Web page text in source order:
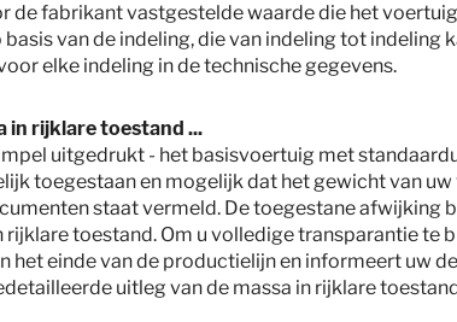
de fabrikant vastgestelde waarde die het
van de indeling, die van indeling tot
elke indeling in de technische gegevens.
in rijklare toestand ...
uitgedrukt - het basisvoertuig met
toegestaan en mogelijk dat het gewicht van
staat vermeld. De toegestane afwijking
rijklare toestand. Om u volledige transparantie
het einde van de productielijn en informeert uw
uitleg van de massa in rijklare